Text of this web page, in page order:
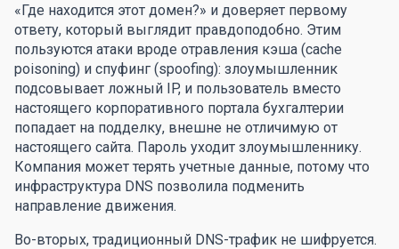
«Где находится этот домен?» и доверяет первому
ответу, который выглядит правдоподобно. Этим
пользуются атаки вроде отравления кэша (cache
poisoning) и спуфинг (spoofing): злоумышленник
подсовывает ложный IP, и пользователь вместо
настоящего корпоративного портала бухгалтерии
попадает на подделку, внешне не отличимую от
настоящего сайта. Пароль уходит злоумышленнику.
Компания может терять учетные данные, потому что
инфраструктура DNS позволила подменить
направление движения.
Во-вторых, традиционный DNS-трафик не шифруется.